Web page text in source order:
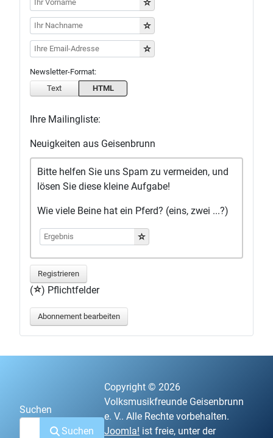
Newsletter-Format:
Text
HTML
Ihre Mailingliste:
Neuigkeiten aus Geisenbrunn
Bitte helfen Sie uns Spam zu vermeiden, und
lösen Sie diese kleine Aufgabe!
Wie viele Beine hat ein Pferd? (eins, zwei ...?)
Registrieren
( ) Pflichtfelder
Abonnement bearbeiten
Suchen
Suchen
Copyright © 2026
Volksmusikfreunde Geisenbrunn
e. V.. Alle Rechte vorbehalten.
Joomla! ist freie, unter der